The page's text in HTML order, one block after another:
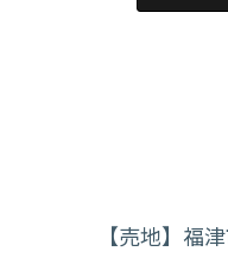
【売地】福